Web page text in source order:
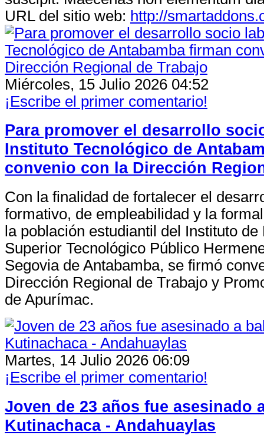
URL del sitio web: http://
Miércoles, 15 Julio 2026 04:52
¡Escribe el primer comentario!
Para promover el desarrollo
Instituto Tecnológico de
convenio con la Dirección
Con la finalidad de fortalecer el
formativo, de empleabilidad y la
la población estudiantil del Instituto de
Superior Tecnológico Público
Segovia de Antabamba, se firmó
Dirección Regional de Trabajo y
de Apurímac.
Martes, 14 Julio 2026 06:09
¡Escribe el primer comentario!
Joven de 23 años fue asesinado
Kutinachaca - Andahuaylas